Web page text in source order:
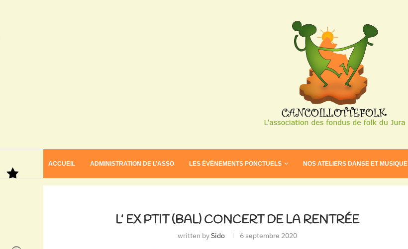
ACCUEIL ADMINISTRATION DE L’ASSO LES ÉVÉNEMENTS PONCTUELS NOS ATELIERS DANSE ET MUSIQUE
L’ EX PTIT (BAL) CONCERT DE LA RENTRÉE
written bySido 6 septembre 2020